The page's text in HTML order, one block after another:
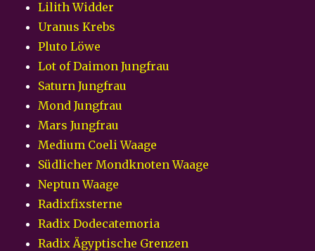
Lilith Widder
Uranus Krebs
Pluto Löwe
Lot of Daimon Jungfrau
Saturn Jungfrau
Mond Jungfrau
Mars Jungfrau
Medium Coeli Waage
Südlicher Mondknoten Waage
Neptun Waage
Radixfixsterne
Radix Dodecatemoria
Radix Ägyptische Grenzen